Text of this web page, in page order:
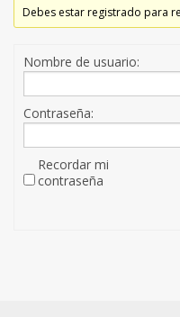
Debes estar registrado para
Nombre de usuario:
Contraseña:
Recordar mi
contraseña